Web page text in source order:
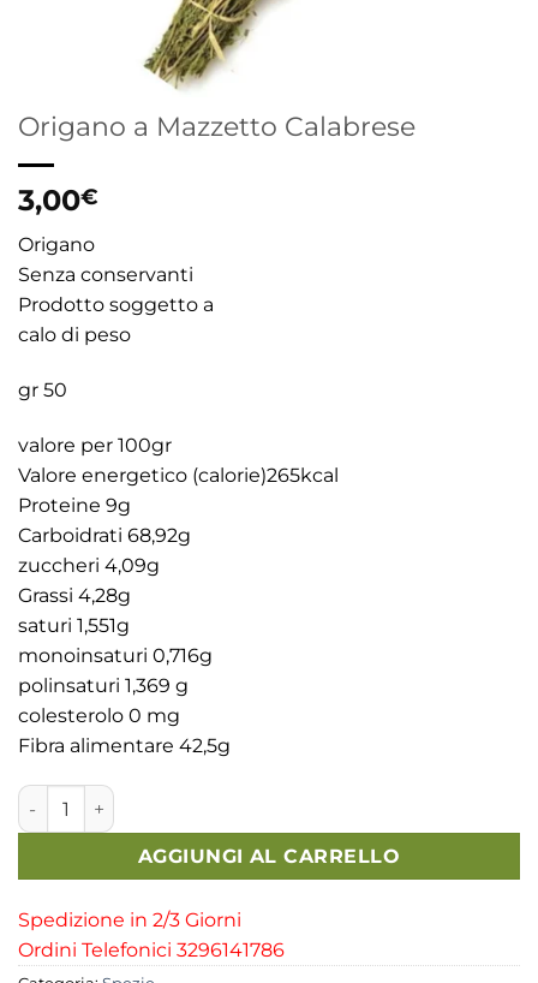
Origano a Mazzetto Calabrese
3,00€
Origano
Senza conservanti
Prodotto soggetto a
calo di peso
gr 50
valore per 100gr
Valore energetico (calorie)265kcal
Proteine 9g
Carboidrati 68,92g
zuccheri 4,09g
Grassi 4,28g
saturi 1,551g
monoinsaturi 0,716g
polinsaturi 1,369 g
colesterolo 0 mg
Fibra alimentare 42,5g
Origano a Mazzetto Calabrese quantità
AGGIUNGI AL CARRELLO
Spedizione in 2/3 Giorni
Ordini Telefonici 3296141786